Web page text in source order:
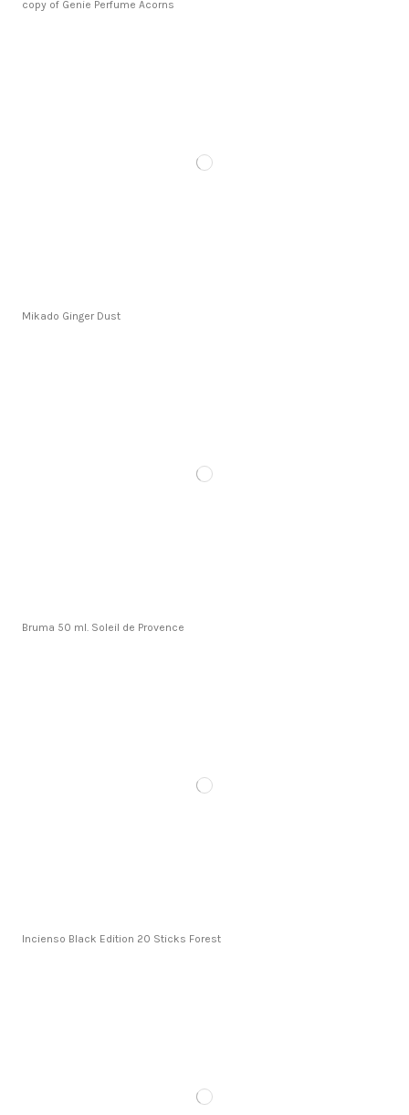
copy of Genie Perfume Acorns
Mikado Ginger Dust
Bruma 50 ml. Soleil de Provence
Incienso Black Edition 20 Sticks Forest